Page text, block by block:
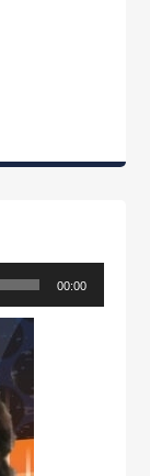
00:00